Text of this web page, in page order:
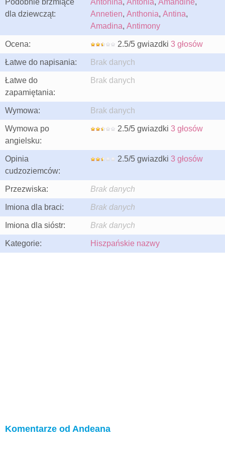
Podobnie brzmiące
dla dziewcząt:
Antonina, Antonia, Amandine,
Annetien, Anthonia, Antina,
Amadina, Antimony
Ocena: 2.5/5 gwiazdki 3 głosów
Łatwe do napisania: Brak danych
Łatwe do
zapamiętania:
Brak danych
Wymowa: Brak danych
Wymowa po
angielsku:
2.5/5 gwiazdki 3 głosów
Opinia
cudzoziemców:
2.5/5 gwiazdki 3 głosów
Przezwiska: Brak danych
Imiona dla braci: Brak danych
Imiona dla sióstr: Brak danych
Kategorie: Hiszpańskie nazwy
Komentarze od Andeana